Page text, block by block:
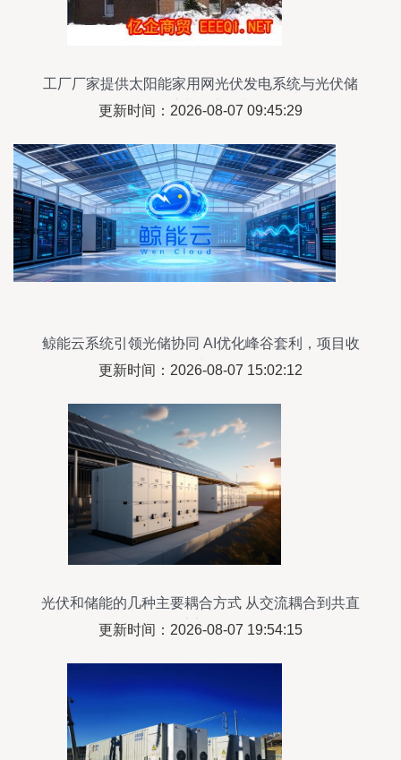
工厂厂家提供太阳能家用网光伏发电系统与光伏储
能系统权威指南
更新时间：2026-08-07 09:45:29
鲸能云系统引领光储协同 AI优化峰谷套利，项目收
益提升22%
更新时间：2026-08-07 15:02:12
光伏和储能的几种主要耦合方式 从交流耦合到共直
流架构
更新时间：2026-08-07 19:54:15